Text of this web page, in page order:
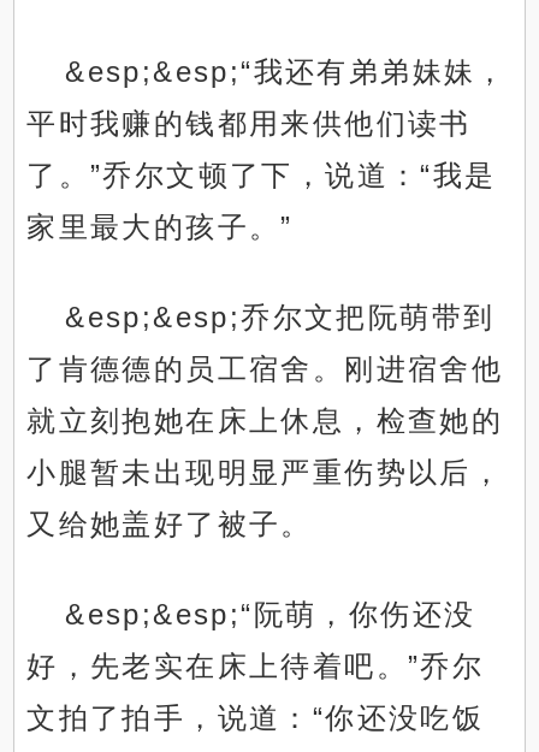
&esp;&esp;“我还有弟弟妹妹，
平时我赚的钱都用来供他们读书
了。”乔尔文顿了下，说道：“我是
家里最大的孩子。”
&esp;&esp;乔尔文把阮萌带到
了肯德德的员工宿舍。刚进宿舍他
就立刻抱她在床上休息，检查她的
小腿暂未出现明显严重伤势以后，
又给她盖好了被子。
&esp;&esp;“阮萌，你伤还没
好，先老实在床上待着吧。”乔尔
文拍了拍手，说道：“你还没吃饭